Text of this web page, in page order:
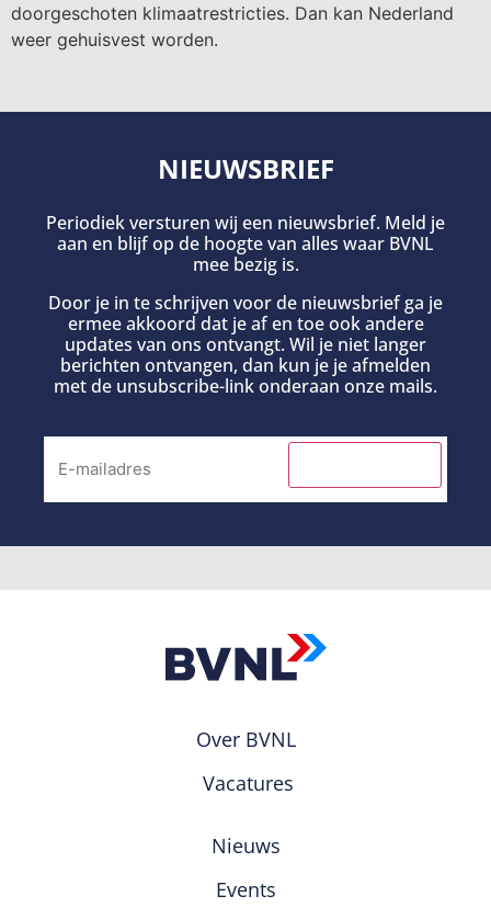
doorgeschoten klimaatrestricties. Dan kan Nederland
weer gehuisvest worden.
NIEUWSBRIEF
Periodiek versturen wij een nieuwsbrief. Meld je
aan en blijf op de hoogte van alles waar BVNL
mee bezig is.
Door je in te schrijven voor de nieuwsbrief ga je
ermee akkoord dat je af en toe ook andere
updates van ons ontvangt. Wil je niet langer
berichten ontvangen, dan kun je je afmelden
met de unsubscribe-link onderaan onze mails.
Over BVNL
Vacatures
Nieuws
Events